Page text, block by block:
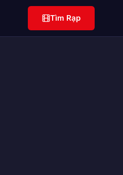
Tìm Rạp